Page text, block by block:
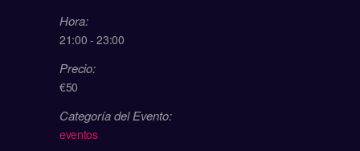
Hora:
21:00 - 23:00
Precio:
€50
Categoría del Evento:
eventos